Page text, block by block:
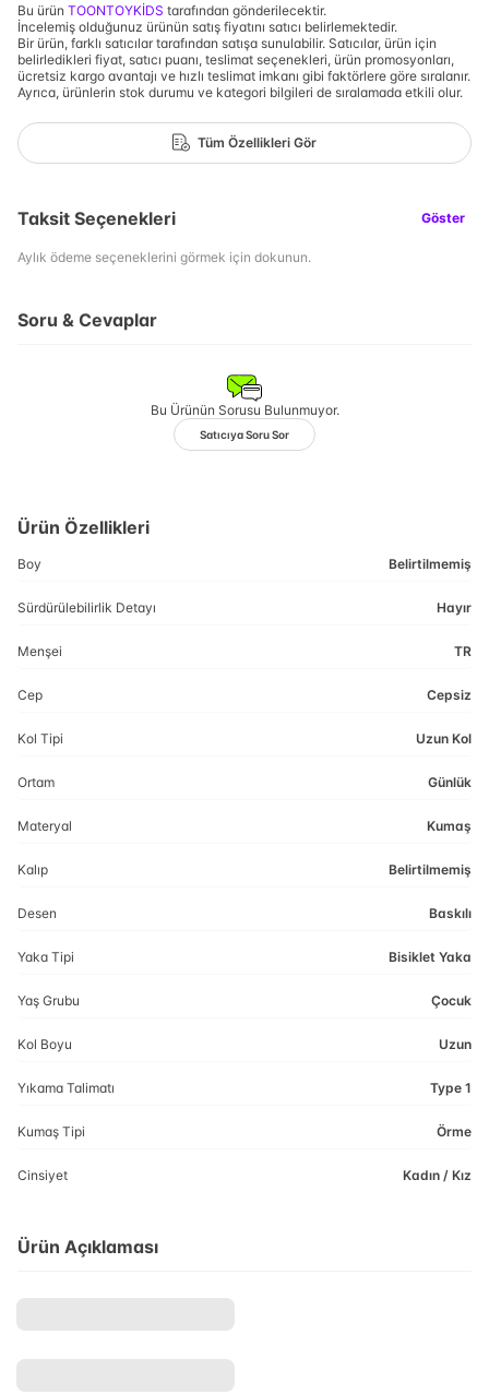
Bu ürün TOONTOYKİDS tarafından gönderilecektir.
İncelemiş olduğunuz ürünün satış fiyatını satıcı belirlemektedir.
Bir ürün, farklı satıcılar tarafından satışa sunulabilir. Satıcılar, ürün için
belirledikleri fiyat, satıcı puanı, teslimat seçenekleri, ürün promosyonları,
ücretsiz kargo avantajı ve hızlı teslimat imkanı gibi faktörlere göre sıralanır.
Ayrıca, ürünlerin stok durumu ve kategori bilgileri de sıralamada etkili olur.
Tüm Özellikleri Gör
Taksit Seçenekleri Göster
Aylık ödeme seçeneklerini görmek için dokunun.
Soru & Cevaplar
Bu Ürünün Sorusu Bulunmuyor.
Satıcıya Soru Sor
Ürün Özellikleri
Boy Belirtilmemiş
Sürdürülebilirlik Detayı Hayır
Menşei TR
Cep Cepsiz
Kol Tipi Uzun Kol
Ortam Günlük
Materyal Kumaş
Kalıp Belirtilmemiş
Desen Baskılı
Yaka Tipi Bisiklet Yaka
Yaş Grubu Çocuk
Kol Boyu Uzun
Yıkama Talimatı Type 1
Kumaş Tipi Örme
Cinsiyet Kadın / Kız
Ürün Açıklaması